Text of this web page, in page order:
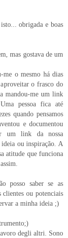
obrigada e boas
mas gostava de um
me o mesmo há dias
o frasco do
mandou-me um link
pessoa fica até
quando pensamos
e documentou
um link da nossa
ideia ou inspiração. A
atitude que funciona
posso saber se as
clientes ou potenciais
a minha ideia ;)
degli altri. Sono